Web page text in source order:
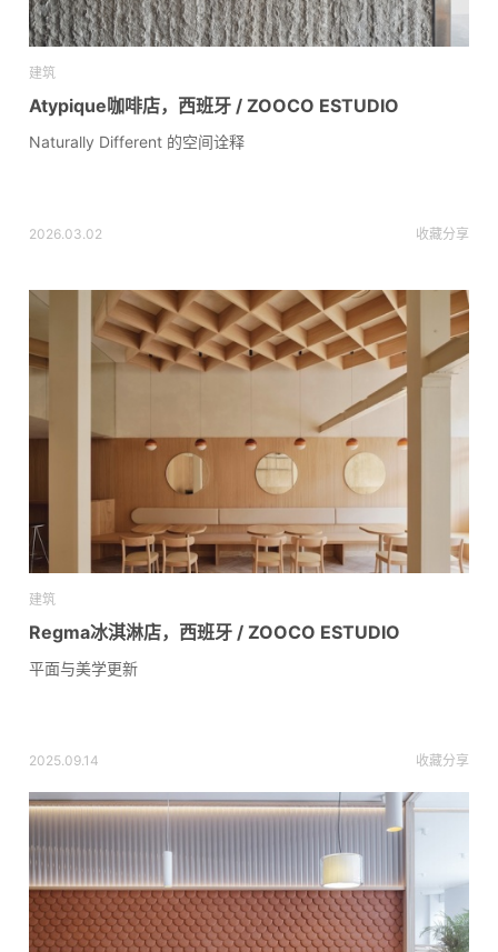
建筑
Atypique咖啡店，西班牙 / ZOOCO ESTUDIO
Naturally Different 的空间诠释
2026.03.02 收藏分享
建筑
Regma冰淇淋店，西班牙 / ZOOCO ESTUDIO
平面与美学更新
2025.09.14 收藏分享